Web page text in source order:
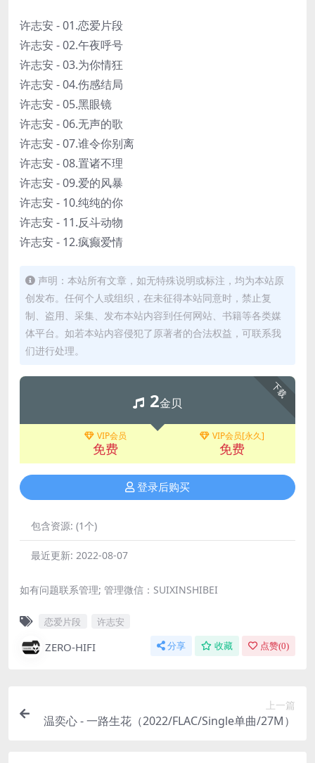
许志安 - 01.恋爱片段
许志安 - 02.午夜呼号
许志安 - 03.为你情狂
许志安 - 04.伤感结局
许志安 - 05.黑眼镜
许志安 - 06.无声的歌
许志安 - 07.谁令你别离
许志安 - 08.置诸不理
许志安 - 09.爱的风暴
许志安 - 10.纯纯的你
许志安 - 11.反斗动物
许志安 - 12.疯癫爱情
声明：本站所有文章，如无特殊说明或标注，均为本站原
创发布。任何个人或组织，在未征得本站同意时，禁止复
制、盗用、采集、发布本站内容到任何网站、书籍等各类媒
体平台。如若本站内容侵犯了原著者的合法权益，可联系我
们进行处理。
下载
2金贝
VIP会员
免费
VIP会员[永久]
免费
登录后购买
包含资源: (1个)
最近更新: 2022-08-07
如有问题联系管理; 管理微信：SUIXINSHIBEI
恋爱片段 许志安
ZERO-HIFI 分享 收藏 点赞(0)
上一篇
温奕心 - 一路生花（2022/FLAC/Single单曲/27M）